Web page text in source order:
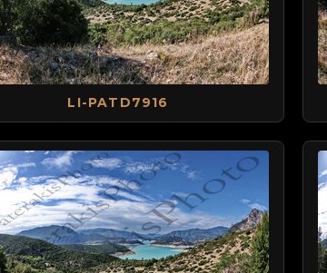
LI-PATD7916